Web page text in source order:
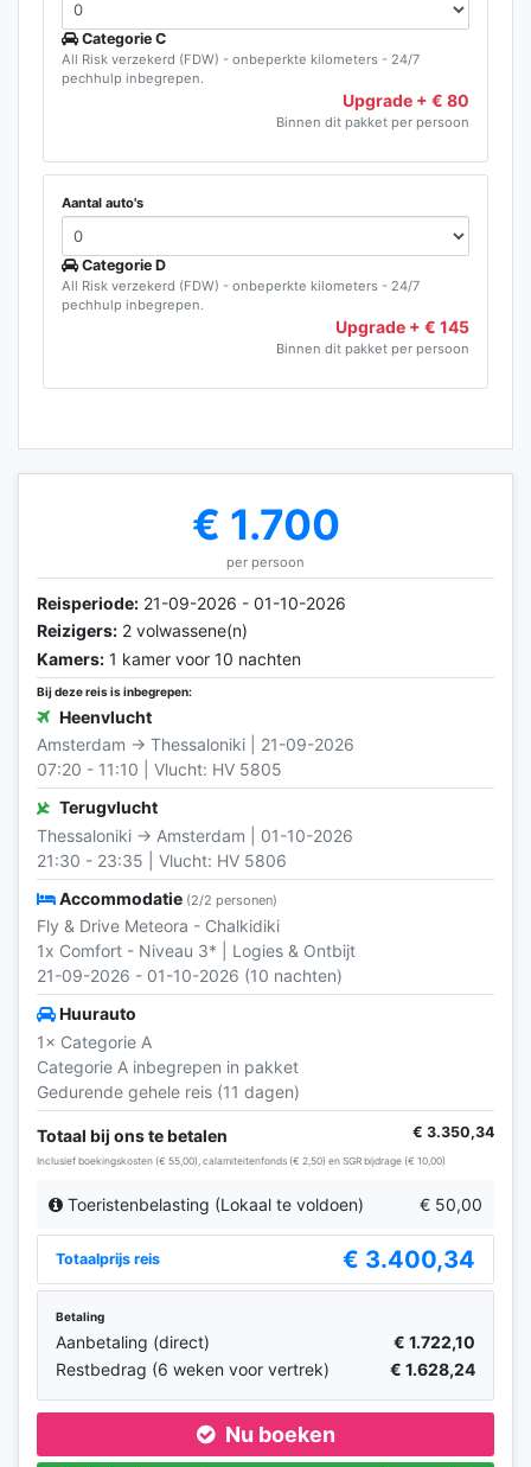
Categorie C
All Risk verzekerd (FDW) - onbeperkte kilometers - 24/7
pechhulp inbegrepen.
Upgrade + € 80
Binnen dit pakket per persoon
Aantal auto's
Categorie D
All Risk verzekerd (FDW) - onbeperkte kilometers - 24/7
pechhulp inbegrepen.
Upgrade + € 145
Binnen dit pakket per persoon
€ 1.700
per persoon
Reisperiode: 21-09-2026 - 01-10-2026
Reizigers: 2 volwassene(n)
Kamers: 1 kamer voor 10 nachten
Bij deze reis is inbegrepen:
Heenvlucht
Amsterdam → Thessaloniki | 21-09-2026
07:20 - 11:10 | Vlucht: HV 5805
Terugvlucht
Thessaloniki → Amsterdam | 01-10-2026
21:30 - 23:35 | Vlucht: HV 5806
Accommodatie (2/2 personen)
Fly & Drive Meteora - Chalkidiki
1x Comfort - Niveau 3* | Logies & Ontbijt
21-09-2026 - 01-10-2026 (10 nachten)
Huurauto
1× Categorie A
Categorie A inbegrepen in pakket
Gedurende gehele reis (11 dagen)
Totaal bij ons te betalen € 3.350,34
Inclusief boekingskosten (€ 55,00), calamiteitenfonds (€ 2,50) en SGR bijdrage (€ 10,00)
Toeristenbelasting (Lokaal te voldoen) € 50,00
Totaalprijs reis € 3.400,34
Betaling
Aanbetaling (direct)
€ 1.722,10
Restbedrag (6 weken voor vertrek)
€ 1.628,24
Nu boeken